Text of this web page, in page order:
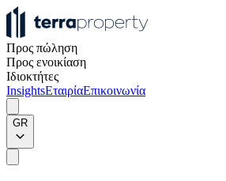
Προς πώληση
Προς ενοικίαση
Ιδιοκτήτες
InsightsΕταιρίαΕπικοινωνία
GR